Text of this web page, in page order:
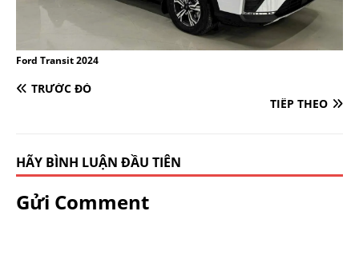
Ford Transit 2024
TRƯỚC ĐÓ
TIẾP THEO
HÃY BÌNH LUẬN ĐẦU TIÊN
Gửi Comment